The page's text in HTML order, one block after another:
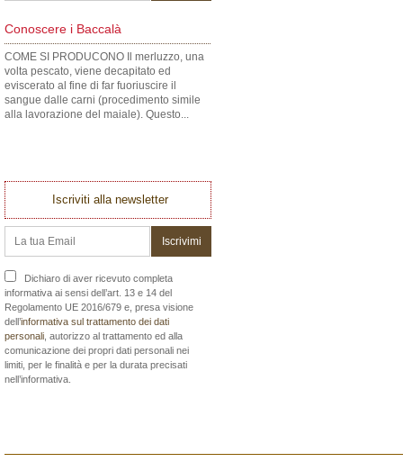
Conoscere i Baccalà
COME SI PRODUCONO Il merluzzo, una
volta pescato, viene decapitato ed
eviscerato al fine di far fuoriuscire il
sangue dalle carni (procedimento simile
alla lavorazione del maiale). Questo...
Iscriviti alla newsletter
Dichiaro di aver ricevuto completa
informativa ai sensi dell’art. 13 e 14 del
Regolamento UE 2016/679 e, presa visione
dell’informativa sul trattamento dei dati
personali , autorizzo al trattamento ed alla
comunicazione dei propri dati personali nei
limiti, per le finalità e per la durata precisati
nell’informativa.